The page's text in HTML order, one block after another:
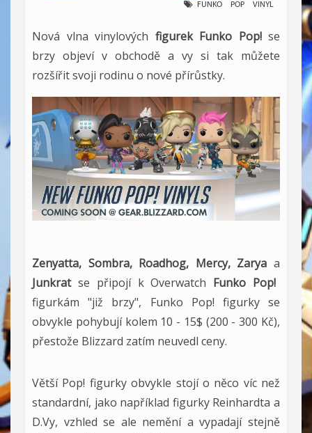
FUNKO POP VINYL
Nová vlna vinylových figurek Funko Pop!se
brzy objeví v obchodě a vy si tak můžete
rozšířit svoji rodinu o nové přírůstky.
Zenyatta, Sombra, Roadhog, Mercy, Zarya a
Junkratse připojí k Overwatch Funko Pop!
figurkám "již brzy", Funko Pop! figurky se
obvykle pohybují kolem 10 - 15$ (200 - 300 Kč),
přestože Blizzard zatím neuvedl ceny.
Větší Pop! figurky obvykle stojí o něco víc než
standardní, jako například figurky Reinhardta a
D.Vy, vzhled se ale nemění a vypadají stejně